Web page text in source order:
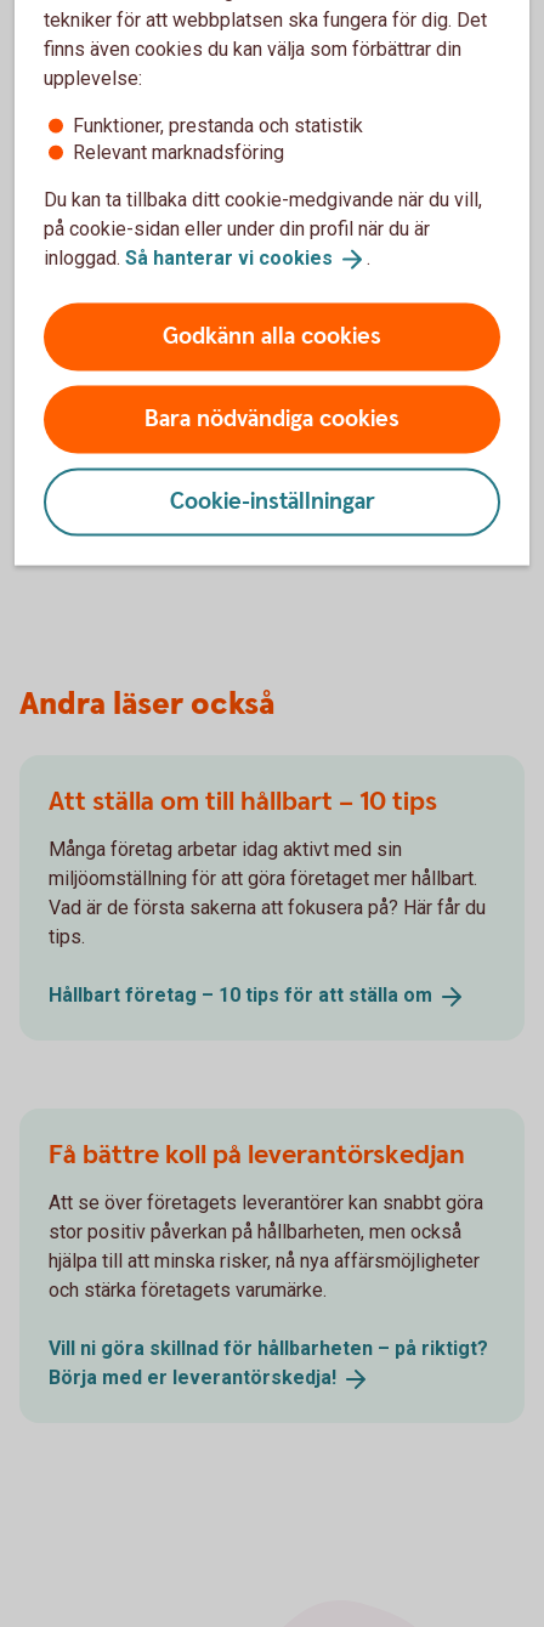
Vilket stöd som är relevant beror på företagets
verksamhet, behov och ambitionsnivå. Ni behöver inte
strukturera och följa upp de frågor som är viktigast för
Gör mätningen till en del av
Hållbarhetsmätning behöver inte vara ett separat projekt.
När ni följer upp relevanta mål regelbundet blir
hållbarhetsarbetet en naturligare del av företagets
planering och utveckling.
Börja med några få områden, följ utvecklingen och bygg
vidare efter hand. Då blir det lättare att se vad som faktiskt
gör skillnad – för verksamheten och för omvärlden.
Andra läser också
Att ställa om till hållbart – 10 tips
Många företag arbetar idag aktivt med sin
miljöomställning för att göra företaget mer hållbart.
Vad är de första sakerna att fokusera på? Här får du
tips.
Hållbart företag – 10 tips för att ställa om
Få bättre koll på leverantörskedjan
Att se över företagets leverantörer kan snabbt göra
stor positiv påverkan på hållbarheten, men också
hjälpa till att minska risker, nå nya affärsmöjligheter
och stärka företagets varumärke.
Vill ni göra skillnad för hållbarheten – på riktigt?
Börja med er leverantörskedja!
tekniker för att webbplatsen ska fungera för dig. Det
finns även cookies du kan välja som förbättrar din
upplevelse:
Funktioner, prestanda och statistik
Relevant marknadsföring
Du kan ta tillbaka ditt cookie-medgivande när du vill,
på cookie-sidan eller under din profil när du är
inloggad. Så hanterar vi cookies .
Godkänn alla cookies
Bara nödvändiga cookies
Cookie-inställningar